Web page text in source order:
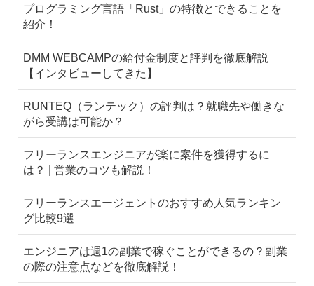
プログラミング言語「Rust」の特徴とできることを
紹介！
DMM WEBCAMPの給付金制度と評判を徹底解説
【インタビューしてきた】
RUNTEQ（ランテック）の評判は？就職先や働きな
がら受講は可能か？
フリーランスエンジニアが楽に案件を獲得するに
は？ | 営業のコツも解説！
フリーランスエージェントのおすすめ人気ランキン
グ比較9選
エンジニアは週1の副業で稼ぐことができるの？副業
の際の注意点などを徹底解説！